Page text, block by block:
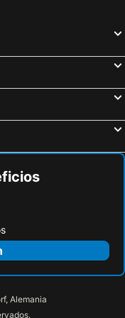
en El Sauzal
Alemania